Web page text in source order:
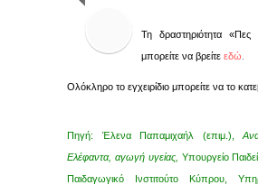
Τη δραστηριότητα «Πες
μπορείτε να βρείτε εδώ
Ολόκληρο το εγχειρίδιο μπορείτε να το
Πηγή: Έλενα Παπαμιχαήλ (επιμ.),
Ελέφαντα, αγωγή υγείας, Υπουργείο
Παιδαγωγικό Ινστιτούτο Κύπρου,